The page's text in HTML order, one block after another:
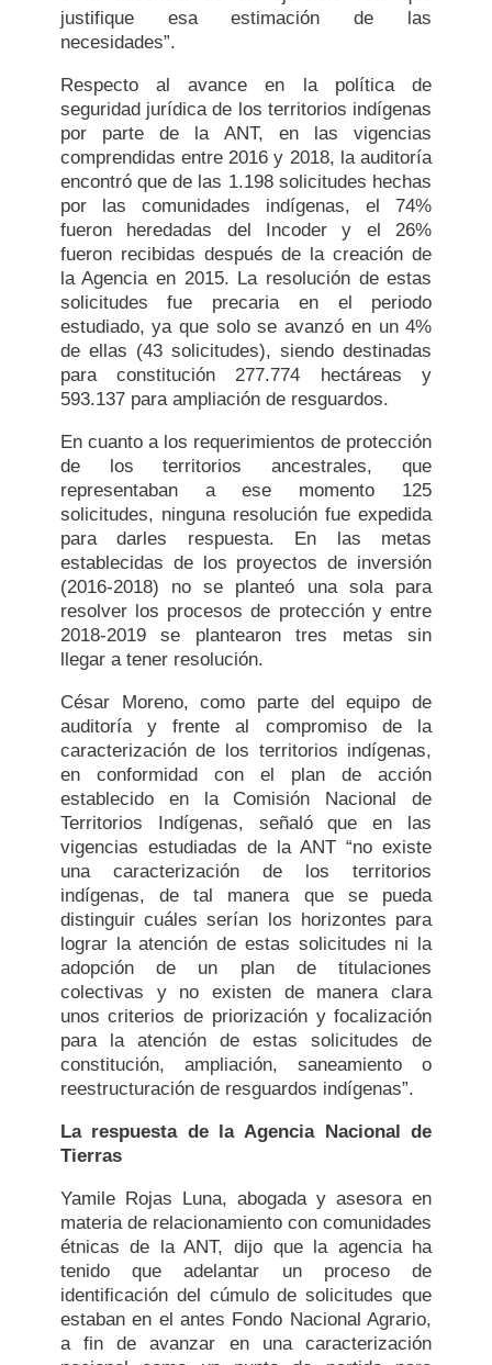
justifique esa estimación de las
necesidades”.
Respecto al avance en la política de
seguridad jurídica de los territorios indígenas
por parte de la ANT, en las vigencias
comprendidas entre 2016 y 2018, la auditoría
encontró que de las 1.198 solicitudes hechas
por las comunidades indígenas, el 74%
fueron heredadas del Incoder y el 26%
fueron recibidas después de la creación de
la Agencia en 2015. La resolución de estas
solicitudes fue precaria en el periodo
estudiado, ya que solo se avanzó en un 4%
de ellas (43 solicitudes), siendo destinadas
para constitución 277.774 hectáreas y
593.137 para ampliación de resguardos.
En cuanto a los requerimientos de protección
de los territorios ancestrales, que
representaban a ese momento 125
solicitudes, ninguna resolución fue expedida
para darles respuesta. En las metas
establecidas de los proyectos de inversión
(2016-2018) no se planteó una sola para
resolver los procesos de protección y entre
2018-2019 se plantearon tres metas sin
llegar a tener resolución.
César Moreno, como parte del equipo de
auditoría y frente al compromiso de la
caracterización de los territorios indígenas,
en conformidad con el plan de acción
establecido en la Comisión Nacional de
Territorios Indígenas, señaló que en las
vigencias estudiadas de la ANT “no existe
una caracterización de los territorios
indígenas, de tal manera que se pueda
distinguir cuáles serían los horizontes para
lograr la atención de estas solicitudes ni la
adopción de un plan de titulaciones
colectivas y no existen de manera clara
unos criterios de priorización y focalización
para la atención de estas solicitudes de
constitución, ampliación, saneamiento o
reestructuración de resguardos indígenas”.
La respuesta de la Agencia Nacional de
Tierras
Yamile Rojas Luna, abogada y asesora en
materia de relacionamiento con comunidades
étnicas de la ANT, dijo que la agencia ha
tenido que adelantar un proceso de
identificación del cúmulo de solicitudes que
estaban en el antes Fondo Nacional Agrario,
a fin de avanzar en una caracterización